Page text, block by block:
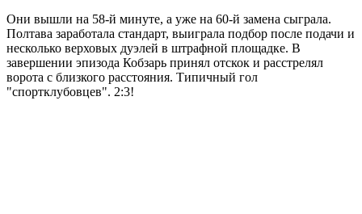
Они вышли на 58-й минуте, а уже на 60-й замена сыграла.
Полтава заработала стандарт, выиграла подбор после подачи и
несколько верховых дуэлей в штрафной площадке. В
завершении эпизода Кобзарь принял отскок и расстрелял
ворота с близкого расстояния. Типичный гол
"спортклубовцев". 2:3!